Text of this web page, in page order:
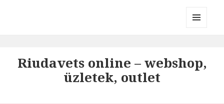
Riudavets online – webshop,
üzletek, outlet